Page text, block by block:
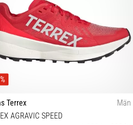
Terrex
Män
AGRAVIC SPEED